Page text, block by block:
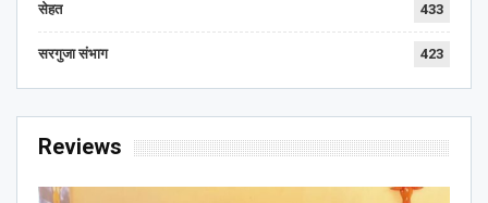
सेहत 433
सरगुजा संभाग 423
Reviews